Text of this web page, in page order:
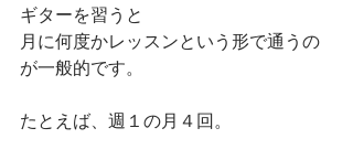
ギターを習うと
月に何度かレッスンという形で通うの
が一般的です。
たとえば、週１の月４回。